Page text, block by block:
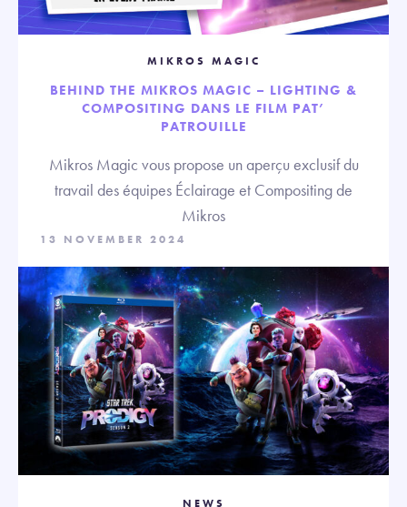
MIKROS MAGIC
BEHIND THE MIKROS MAGIC – LIGHTING &
COMPOSITING DANS LE FILM PAT’
PATROUILLE
Mikros Magic vous propose un aperçu exclusif du
travail des équipes Éclairage et Compositing de
Mikros
13 NOVEMBER 2024
NEWS